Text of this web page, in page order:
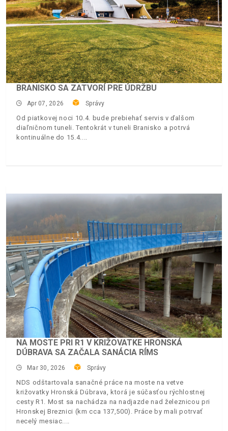
BRANISKO SA ZATVORÍ PRE ÚDRŽBU
Apr 07, 2026 Správy
Od piatkovej noci 10.4. bude prebiehať servis v ďalšom
diaľničnom tuneli. Tentokrát v tuneli Branisko a potrvá
kontinuálne do 15.4.
NA MOSTE PRI R1 V KRIŽOVATKE HRONSKÁ
DÚBRAVA SA ZAČALA SANÁCIA RÍMS
Mar 30, 2026 Správy
NDS odštartovala sanačné práce na moste na vetve
križovatky Hronská Dúbrava, ktorá je súčasťou rýchlostnej
cesty R1. Most sa nachádza na nadjazde nad železnicou pri
Hronskej Breznici (km cca 137,500). Práce by mali potrvať
necelý mesiac.